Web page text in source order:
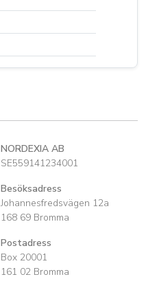
NORDEXIA AB
SE559141234001
Besöksadress
Johannesfredsvägen 12a
168 69 Bromma
Postadress
Box 20001
161 02 Bromma